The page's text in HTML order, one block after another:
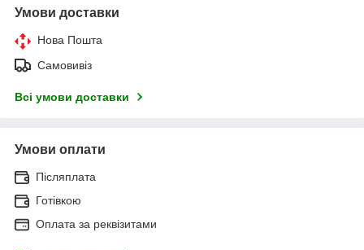
Умови доставки
Нова Пошта
Самовивіз
Всі умови доставки
Умови оплати
Післяплата
Готівкою
Оплата за реквізитами